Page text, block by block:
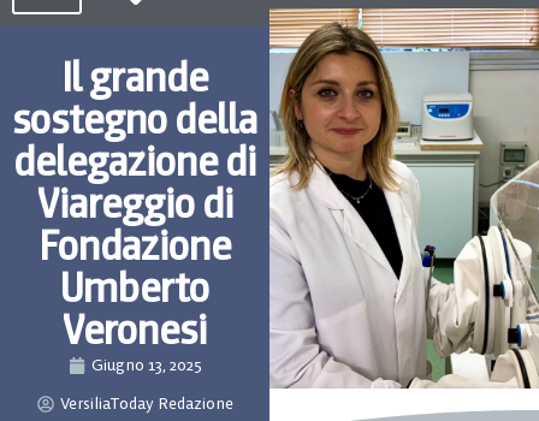
Il grande
sostegno della
delegazione di
Viareggio di
Fondazione
Umberto
Veronesi
Giugno 13, 2025
VersiliaToday Redazione